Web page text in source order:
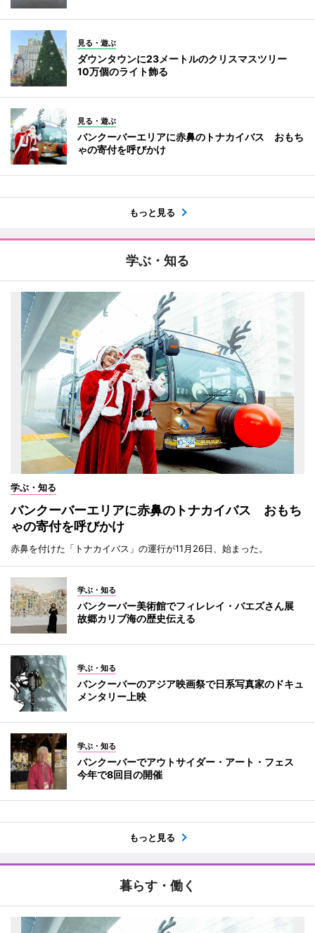
見る・遊ぶ
ダウンタウンに23メートルのクリスマスツリー
10万個のライト飾る
見る・遊ぶ
バンクーバーエリアに赤鼻のトナカイバス おもち
ゃの寄付を呼びかけ
もっと見る
学ぶ・知る
学ぶ・知る
バンクーバーエリアに赤鼻のトナカイバス おもち
ゃの寄付を呼びかけ
赤鼻を付けた「トナカイバス」の運行が11月26日、始まった。
学ぶ・知る
バンクーバー美術館でフィレレイ・バエズさん展
故郷カリブ海の歴史伝える
学ぶ・知る
バンクーバーのアジア映画祭で日系写真家のドキュ
メンタリー上映
学ぶ・知る
バンクーバーでアウトサイダー・アート・フェス
今年で8回目の開催
もっと見る
暮らす・働く